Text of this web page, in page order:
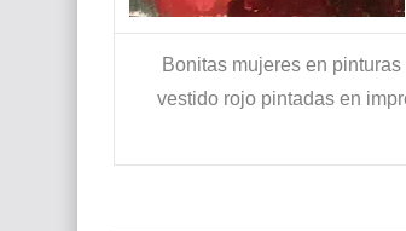
Bonitas mujeres en
vestido rojo pintadas en